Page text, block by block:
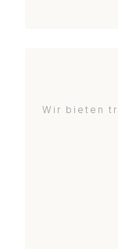
Wir bieten